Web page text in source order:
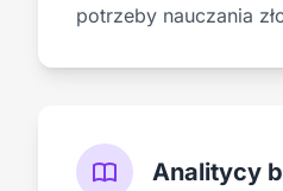
potrzeby nauczania
Analitycy